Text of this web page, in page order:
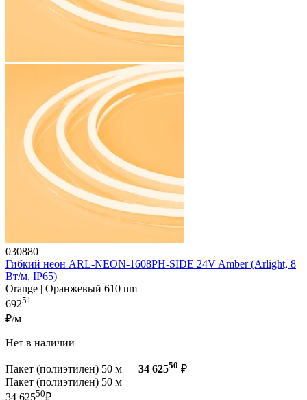
030880
Гибкий неон ARL-NEON-1608PH-SIDE 24V Amber (Arlight, 8
Вт/м, IP65)
Orange | Оранжевый 610 nm
69251
₽/м
Нет в наличии
Пакет (полиэтилен) 50 м — 34 62550 ₽
Пакет (полиэтилен) 50 м
34 62550₽